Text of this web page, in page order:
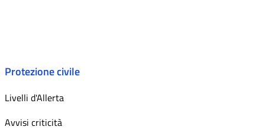
Protezione civile
Livelli d'Allerta
Avvisi criticità